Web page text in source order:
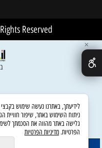
Reserved
✕
ניתוח השימוש באתר, שיפור חוויית
גלישה באתר מהווה את הסכמתך
הפרטיות. מדיניות הפרטיות